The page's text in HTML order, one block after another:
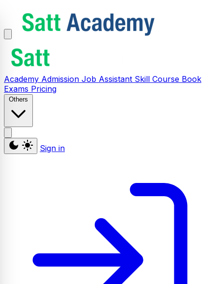
Academy Admission Job Assistant Skill Course Book
Exams Pricing
Others
Sign in